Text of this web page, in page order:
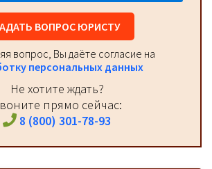
ВОПРОС ЮРИСТУ
вопрос, Вы даёте согласие на
персональных данных
Не хотите ждать?
прямо сейчас:
8 (800) 301-78-93